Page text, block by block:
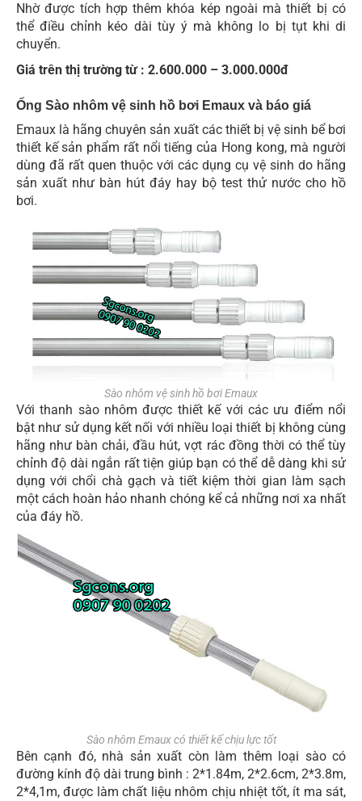
Nhờ được tích hợp thêm khóa kép ngoài mà thiết bị có
thể điều chỉnh kéo dài tùy ý mà không lo bị tụt khi di
chuyển.
Giá trên thị trường từ : 2.600.000 – 3.000.000đ
Ống Sào nhôm vệ sinh hồ bơi Emaux và báo giá
Emaux là hãng chuyên sản xuất các thiết bị vệ sinh bể bơi
thiết kế sản phẩm rất nổi tiếng của Hong kong, mà người
dùng đã rất quen thuộc với các dụng cụ vệ sinh do hãng
sản xuất như bàn hút đáy hay bộ test thử nước cho hồ
bơi.
Sào nhôm vệ sinh hồ bơi Emaux
Với thanh sào nhôm được thiết kế với các ưu điểm nổi
bật như sử dụng kết nối với nhiều loại thiết bị không cùng
hãng như bàn chải, đầu hút, vợt rác đồng thời có thể tùy
chỉnh độ dài ngắn rất tiện giúp bạn có thể dễ dàng khi sử
dụng với chổi chà gạch và tiết kiệm thời gian làm sạch
một cách hoàn hảo nhanh chóng kể cả những nơi xa nhất
của đáy hồ.
Sào nhôm Emaux có thiết kế chịu lực tốt
Bên cạnh đó, nhà sản xuất còn làm thêm loại sào có
đường kính độ dài trung bình : 2*1.84m, 2*2.6cm, 2*3.8m,
2*4,1m, được làm chất liệu nhôm chịu nhiệt tốt, ít ma sát,